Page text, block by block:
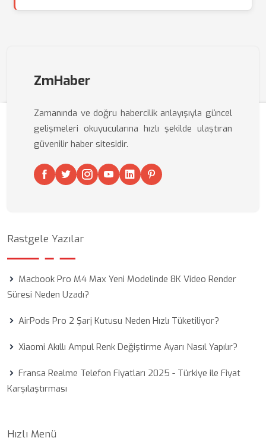
ZmHaber
Zamanında ve doğru habercilik anlayışıyla güncel
gelişmeleri okuyucularına hızlı şekilde ulaştıran
güvenilir haber sitesidir.
Rastgele Yazılar
Macbook Pro M4 Max Yeni Modelinde 8K Video Render
Süresi Neden Uzadı?
AirPods Pro 2 Şarj Kutusu Neden Hızlı Tüketiliyor?
Xiaomi Akıllı Ampul Renk Değiştirme Ayarı Nasıl Yapılır?
Fransa Realme Telefon Fiyatları 2025 - Türkiye ile Fiyat
Karşılaştırması
Hızlı Menü